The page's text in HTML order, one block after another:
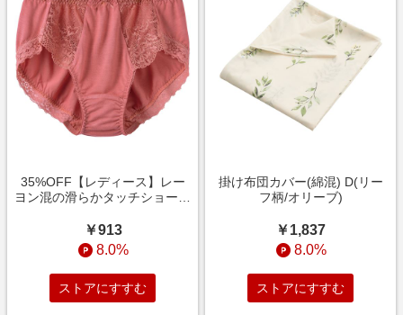
35%OFF【レディース】レー
ヨン混の滑らかタッチショーツ
ーディネートショーツ) スキン
ローズ
￥913
8.0%
ストアにすすむ
掛け布団カバー(綿混) D(リー
フ柄/オリーブ)
￥1,837
8.0%
ストアにすすむ